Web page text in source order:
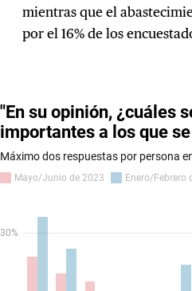
mientras que el
por el 16% de los